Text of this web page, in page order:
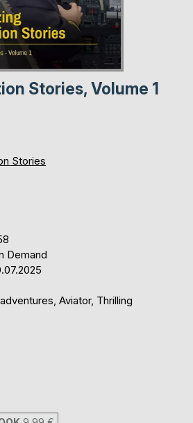
Stories, Volume 1
Stories
Demand
Aviator, Thrilling